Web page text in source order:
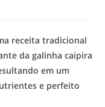
receita tradicional
da galinha caipira
em um
e perfeito